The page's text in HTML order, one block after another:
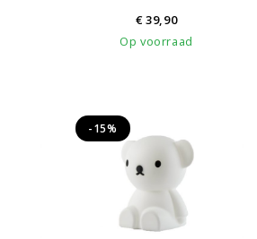
€39,90
Op voorraad
-15%